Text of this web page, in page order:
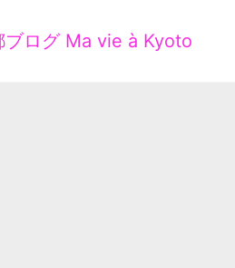
ブログ Ma vie à Kyoto